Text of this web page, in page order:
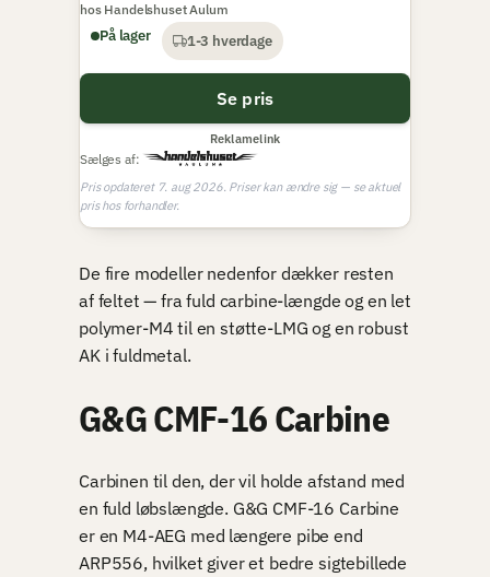
hos Handelshuset Aulum
På lager 1-3 hverdage
Se pris
Reklamelink
Sælges af:
Pris opdateret 7. aug 2026. Priser kan ændre sig — se aktuel
pris hos forhandler.
De fire modeller nedenfor dækker resten
af feltet — fra fuld carbine-længde og en let
polymer-M4 til en støtte-LMG og en robust
AK i fuldmetal.
G&G CMF-16 Carbine
Carbinen til den, der vil holde afstand med
en fuld løbslængde. G&G CMF-16 Carbine
er en M4-AEG med længere pibe end
ARP556, hvilket giver et bedre sigtebillede